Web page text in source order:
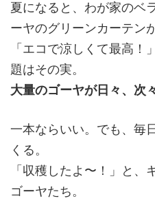
夏になると、わが家のベ
ーヤのグリーンカーテン
「エコで涼しくて最高！
題はその実。
大量のゴーヤが日々、次
一本ならいい。でも、毎
くる。
「収穫したよ〜！」と、
ゴーヤたち。